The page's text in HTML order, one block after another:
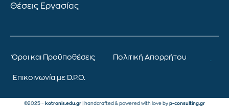
Θέσεις Εργασίας
Όροι και Προϋποθέσεις Πολιτική Απορρήτου
Επικοινωνία με D.P.O.
©2025 – kotronis.edu.gr | handcrafted & powered with love by p-consulting.gr